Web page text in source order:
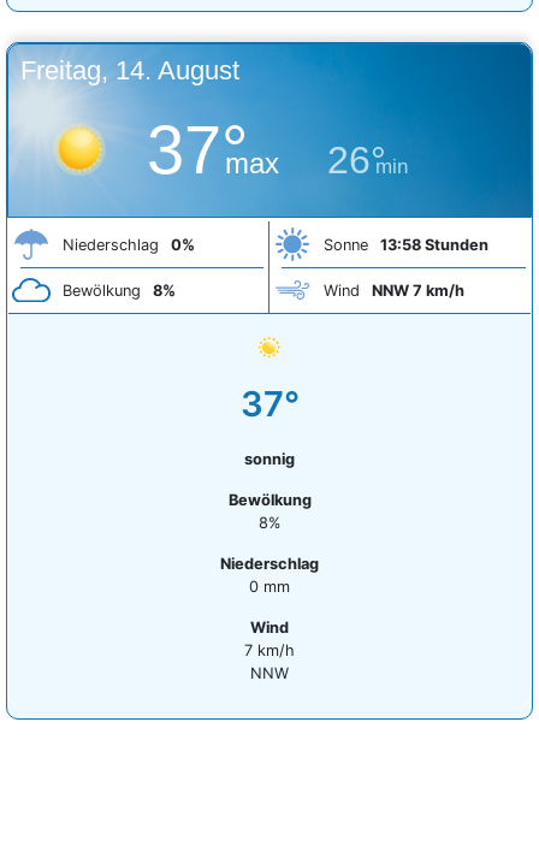
Freitag, 14. August
37°
max 26°
min
Niederschlag 0%
Bewölkung 8%
Sonne 13:58 Stunden
Wind NNW 7 km/h
37°
sonnig
Bewölkung
8%
Niederschlag
0 mm
Wind
7 km/h
NNW